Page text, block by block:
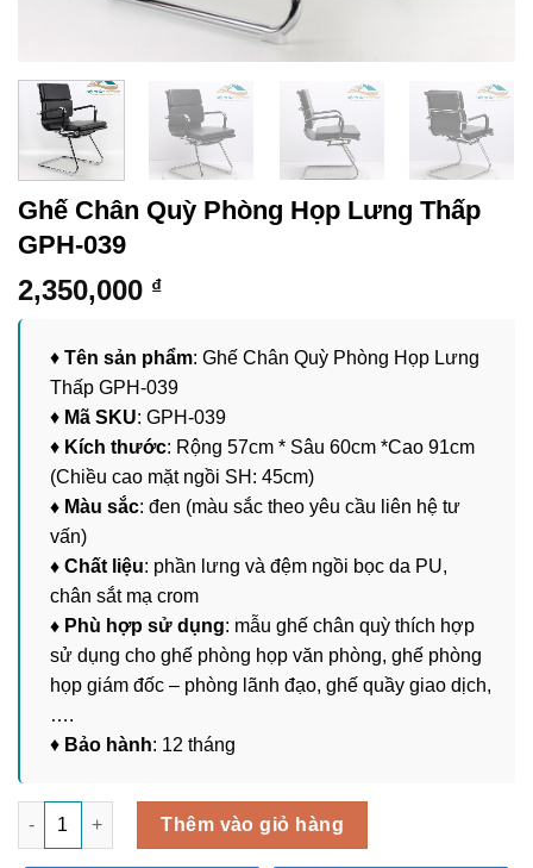
Ghế Chân Quỳ Phòng Họp Lưng Thấp
GPH-039
2,350,000 ₫
♦ Tên sản phẩm: Ghế Chân Quỳ Phòng Họp Lưng
Thấp GPH-039
♦ Mã SKU: GPH-039
♦ Kích thước: Rộng 57cm * Sâu 60cm *Cao 91cm
(Chiều cao mặt ngồi SH: 45cm)
♦ Màu sắc: đen (màu sắc theo yêu cầu liên hệ tư
vấn)
♦ Chất liệu: phần lưng và đệm ngồi bọc da PU,
chân sắt mạ crom
♦ Phù hợp sử dụng: mẫu ghế chân quỳ thích hợp
sử dụng cho ghế phòng họp văn phòng, ghế phòng
họp giám đốc – phòng lãnh đạo, ghế quầy giao dịch,
….
♦ Bảo hành: 12 tháng
Ghế Chân Quỳ Phòng Họp Lưng Thấp GPH-039 số lượng
Thêm vào giỏ hàng